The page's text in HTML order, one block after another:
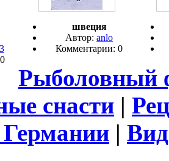
швеция
Автор:anlo
Комментарии: 0
Рыболовный
снасти |
|